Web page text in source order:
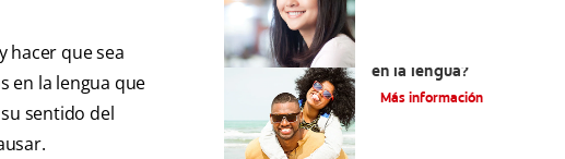
hacer que sea
en la lengua que
sentido del
en la lengua?
Más información